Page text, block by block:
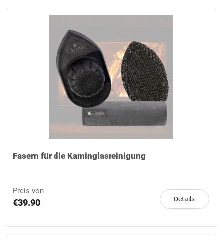
Fasern für die Kaminglasreinigung
Preis von
€39.90 Details